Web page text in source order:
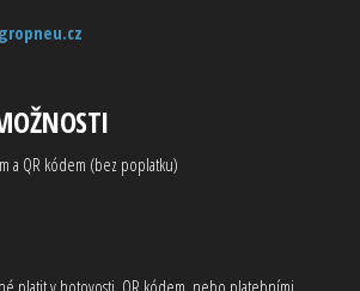
a QR kódem (bez poplatku)
platit v hotovosti, QR kódem, nebo platebními